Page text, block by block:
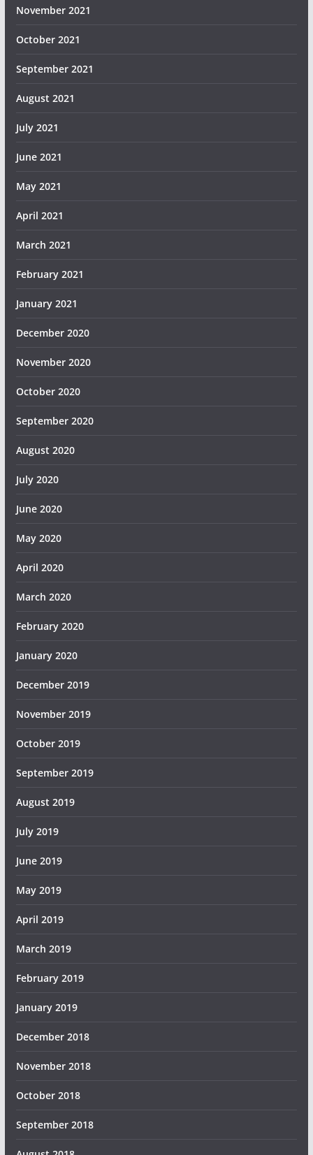
November 2021
October 2021
September 2021
August 2021
July 2021
June 2021
May 2021
April 2021
March 2021
February 2021
January 2021
December 2020
November 2020
October 2020
September 2020
August 2020
July 2020
June 2020
May 2020
April 2020
March 2020
February 2020
January 2020
December 2019
November 2019
October 2019
September 2019
August 2019
July 2019
June 2019
May 2019
April 2019
March 2019
February 2019
January 2019
December 2018
November 2018
October 2018
September 2018